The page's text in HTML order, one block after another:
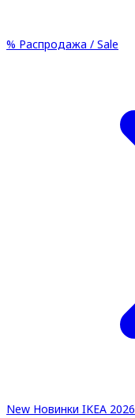
% Распродажа / Sale
New Новинки IKEA 2026